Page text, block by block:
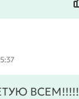
ВСЕМ!!!!!